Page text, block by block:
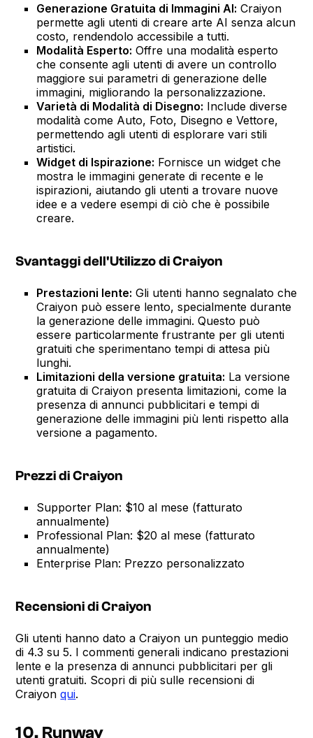
Generazione Gratuita di Immagini AI: Craiyon
permette agli utenti di creare arte AI senza alcun
costo, rendendolo accessibile a tutti.
Modalità Esperto: Offre una modalità esperto
che consente agli utenti di avere un controllo
maggiore sui parametri di generazione delle
immagini, migliorando la personalizzazione.
Varietà di Modalità di Disegno: Include diverse
modalità come Auto, Foto, Disegno e Vettore,
permettendo agli utenti di esplorare vari stili
artistici.
Widget di Ispirazione: Fornisce un widget che
mostra le immagini generate di recente e le
ispirazioni, aiutando gli utenti a trovare nuove
idee e a vedere esempi di ciò che è possibile
creare.
Svantaggi dell'Utilizzo di Craiyon
Prestazioni lente: Gli utenti hanno segnalato che
Craiyon può essere lento, specialmente durante
la generazione delle immagini. Questo può
essere particolarmente frustrante per gli utenti
gratuiti che sperimentano tempi di attesa più
lunghi.
Limitazioni della versione gratuita: La versione
gratuita di Craiyon presenta limitazioni, come la
presenza di annunci pubblicitari e tempi di
generazione delle immagini più lenti rispetto alla
versione a pagamento.
Prezzi di Craiyon
Supporter Plan: $10 al mese (fatturato
annualmente)
Professional Plan: $20 al mese (fatturato
annualmente)
Enterprise Plan: Prezzo personalizzato
Recensioni di Craiyon
Gli utenti hanno dato a Craiyon un punteggio medio
di 4.3 su 5. I commenti generali indicano prestazioni
lente e la presenza di annunci pubblicitari per gli
utenti gratuiti. Scopri di più sulle recensioni di
Craiyonqui.
10. Runway